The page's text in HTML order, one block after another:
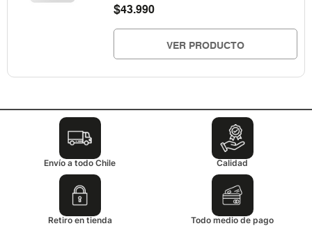
$43.990
VER PRODUCTO
Envío a todo Chile Calidad
Retiro en tienda Todo medio de pago